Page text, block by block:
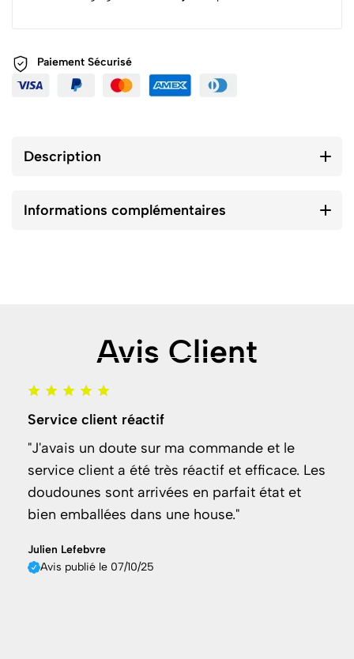
Paiement Sécurisé
Description
Informations complémentaires
Avis Client
Service client réactif
"J'avais un doute sur ma commande et le
service client a été très réactif et efficace. Les
doudounes sont arrivées en parfait état et
bien emballées dans une house."
Julien Lefebvre
Avis publié le 07/10/25